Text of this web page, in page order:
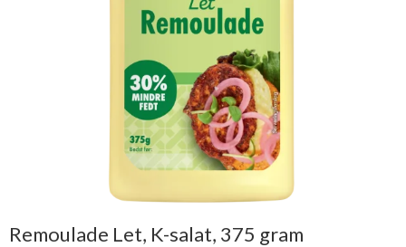
Remoulade Let, K-salat, 375 gram